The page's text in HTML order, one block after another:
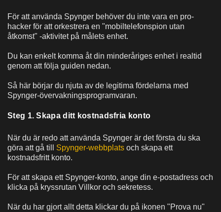
För att använda Spynger behöver du inte vara en pro-
hacker för att orkestrera en "mobiltelefonspion utan
åtkomst" -aktivitet på målets enhet.
Du kan enkelt komma åt din minderåriges enhet i realtid
genom att följa guiden nedan.
Så här börjar du njuta av de legitima fördelarna med
Spynger-övervakningsprogramvaran.
Steg 1. Skapa ditt kostnadsfria konto
När du är redo att använda Spynger är det första du ska
göra att gå till Spynger-webbplats och skapa ett
kostnadsfritt konto.
För att skapa ett Spynger-konto, ange din e-postadress och
klicka på kryssrutan Villkor och sekretess.
När du har gjort allt detta klickar du på ikonen "Prova nu"